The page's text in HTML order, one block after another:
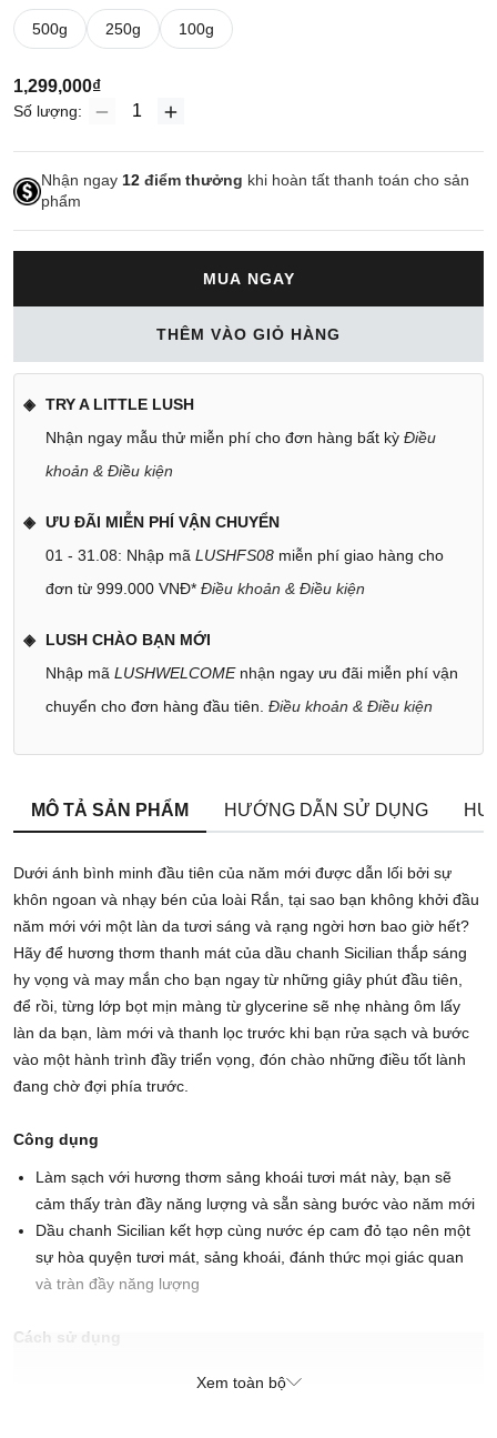
500g 250g 100g
1,299,000₫
Số lượng:
Nhận ngay 12 điểm thưởng khi hoàn tất thanh toán cho sản
phẩm
MUA NGAY
THÊM VÀO GIỎ HÀNG
TRY A LITTLE LUSH
Nhận ngay mẫu thử miễn phí cho đơn hàng bất kỳ Điều
khoản & Điều kiện
ƯU ĐÃI MIỄN PHÍ VẬN CHUYỂN
01 - 31.08: Nhập mã LUSHFS08 miễn phí giao hàng cho
đơn từ 999.000 VNĐ* Điều khoản & Điều kiện
LUSH CHÀO BẠN MỚI
Nhập mã LUSHWELCOMEnhận ngay ưu đãi miễn phí vận
chuyển cho đơn hàng đầu tiên. Điều khoản & Điều kiện
MÔ TẢ SẢN PHẨM HƯỚNG DẪN SỬ DỤNG
Dưới ánh bình minh đầu tiên của năm mới được dẫn lối bởi sự
khôn ngoan và nhạy bén của loài Rắn, tại sao bạn không khởi đầu
năm mới với một làn da tươi sáng và rạng ngời hơn bao giờ hết?
Hãy để hương thơm thanh mát của dầu chanh Sicilian thắp sáng
hy vọng và may mắn cho bạn ngay từ những giây phút đầu tiên,
để rồi, từng lớp bọt mịn màng từ glycerine sẽ nhẹ nhàng ôm lấy
làn da bạn, làm mới và thanh lọc trước khi bạn rửa sạch và bước
vào một hành trình đầy triển vọng, đón chào những điều tốt lành
đang chờ đợi phía trước.
Công dụng
Làm sạch với hương thơm sảng khoái tươi mát này, bạn sẽ
cảm thấy tràn đầy năng lượng và sẵn sàng bước vào năm mới
Dầu chanh Sicilian kết hợp cùng nước ép cam đỏ tạo nên một
sự hòa quyện tươi mát, sảng khoái, đánh thức mọi giác quan
và tràn đầy năng lượng
Cách sử dụng
Xem toàn bộ